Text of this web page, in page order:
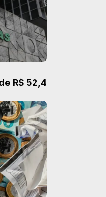
R$ 52,4